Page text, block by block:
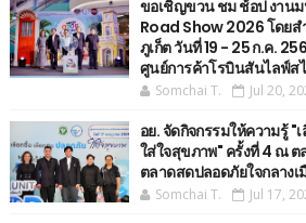
ขอเชิญขวน ชม ช้อป งาน
Road Show 2026 โดย
ภูเก็ต วันที่ 19 - 25 ก.ค.
ศูนย์การค้าโรบินสันไลฟ์ส
Somchai T. Jul 20,
อย. จัดกิจกรรมให้ความรู้ "
ใส่ใจสุขภาพ" ครั้งที่ 4 ณ ต
ตลาดสดปลอดภัยใจกลางเ
Somchai T. Jul 17,